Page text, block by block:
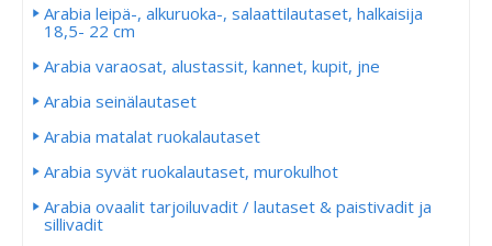
Arabia leipä-, alkuruoka-, salaattilautaset, halkaisija
18,5- 22 cm
Arabia varaosat, alustassit, kannet, kupit, jne
Arabia seinälautaset
Arabia matalat ruokalautaset
Arabia syvät ruokalautaset, murokulhot
Arabia ovaalit tarjoiluvadit / lautaset & paistivadit ja
sillivadit